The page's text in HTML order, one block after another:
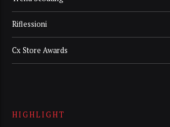
Riflessioni
Cx Store Awards
HIGHLIGHT